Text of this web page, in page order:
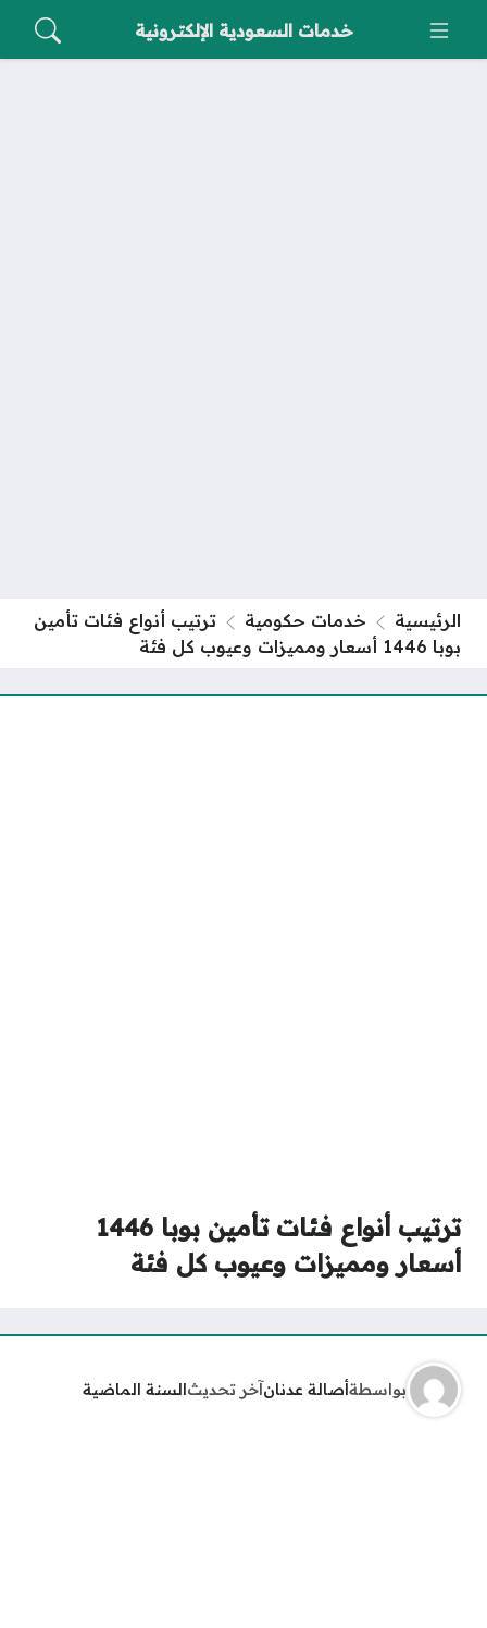
خدمات السعودية الإلكترونية
الرئيسية خدمات حكومية
ترتيب أنواع فئات تأمين
بوبا 1446 أسعار ومميزات وعيوب كل فئة
ترتيب أنواع فئات تأمين بوبا 1446
أسعار ومميزات وعيوب كل فئة
بواسطةأصالة عدنانآخر تحديثالسنة الماضية